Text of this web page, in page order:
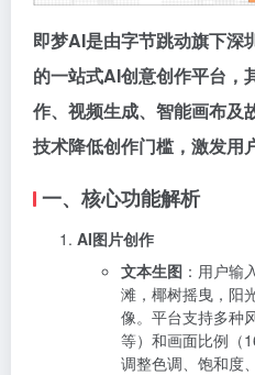
即梦AI是由字节跳动旗下深
的一站式AI创意创作平台，
作、视频生成、智能画布及
技术降低创作门槛，激发用
一、核心功能解析
AI图片创作
文本生图 ：用户输
滩，椰树摇曳，阳
像。平台支持多种
等）和画面比例（
调整色调、饱和度